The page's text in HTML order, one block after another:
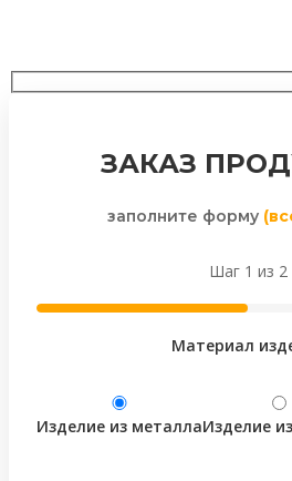
ЗАКАЗ
заполните форму
Шаг 1 из 2
Материал
Изделие из металлаИзделие